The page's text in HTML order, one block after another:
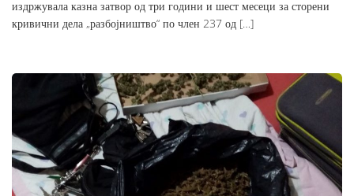
издржувала казна затвор од три години и шест месеци за сторени
кривични дела „разбојништво“ по член 237 од […]